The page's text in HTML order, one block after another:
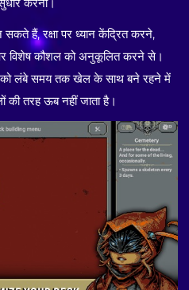
हैं, रक्षा पर ध्यान केंद्रित करने,
विशेष कौशल को अनुकूलित करने से।
को लंबे समय तक खेल के साथ बने रहने में
की तरह ऊब नहीं जाता है।